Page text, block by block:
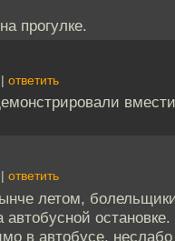
прогулке.
| ответить
| ответить
летом,
автобусной
в автобусе, неслабо